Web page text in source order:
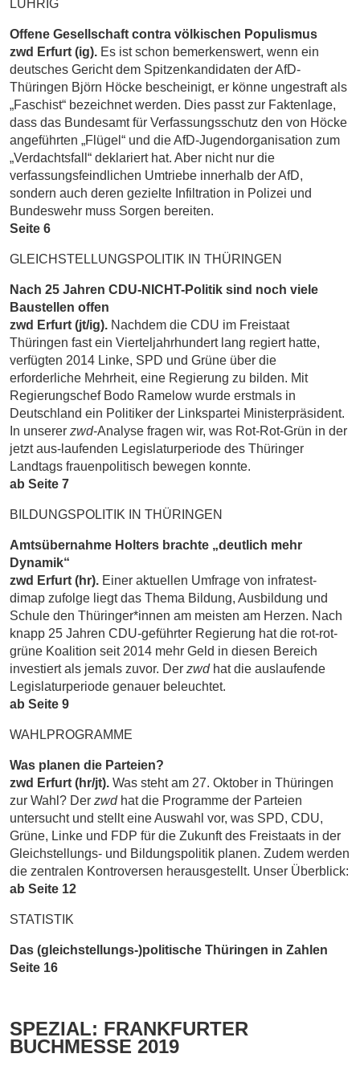
LÜHRIG
Offene Gesellschaft contra völkischen Populismus
zwd Erfurt (ig). Es ist schon bemerkenswert, wenn ein
deutsches Gericht dem Spitzenkandidaten der AfD-
Thüringen Björn Höcke bescheinigt, er könne ungestraft als
„Faschist“ bezeichnet werden. Dies passt zur Faktenlage,
dass das Bundesamt für Verfassungsschutz den von Höcke
angeführten „Flügel“ und die AfD-Jugendorganisation zum
„Verdachtsfall“ deklariert hat. Aber nicht nur die
verfassungsfeindlichen ­Umtriebe innerhalb der AfD,
sondern auch deren gezielte Infiltration in Polizei und
Bundeswehr muss Sorgen bereiten.
Seite 6
GLEICHSTELLUNGSPOLITIK IN THÜRINGEN
Nach 25 Jahren CDU-NICHT-Politik sind noch viele
Baustellen offen
zwd Erfurt (jt/ig). Nachdem die CDU im Freistaat
Thüringen fast ein Vierteljahrhundert lang regiert hatte,
verfügten 2014 Linke, SPD und Grüne über die
erforderliche Mehrheit, eine Regierung zu bilden. Mit
Regierungschef Bodo Ramelow wurde erstmals in
Deutschland ein Politiker der Linkspartei Ministerpräsident.
In unserer zwd-Analyse fragen wir, was Rot-Rot-Grün in der
jetzt aus-laufenden Legislaturperiode des Thüringer
Landtags frauenpolitisch bewegen konnte.
ab Seite 7
BILDUNGSPOLITIK IN THÜRINGEN
Amtsübernahme Holters brachte „deutlich mehr
Dynamik“
zwd Erfurt (hr). Einer aktuellen Umfrage von infratest-
dimap zufolge liegt das Thema Bildung, Ausbildung und
Schule den Thüringer*innen am meisten am Herzen. Nach
knapp 25 Jahren CDU-geführter Regierung hat die rot-rot-
grüne Koalition seit 2014 mehr Geld in diesen Bereich
investiert als jemals zuvor. Der zwdhat die auslaufende
Legislaturperiode genauer beleuchtet.
ab Seite 9
WAHLPROGRAMME
Was planen die Parteien?
zwd Erfurt (hr/jt). Was steht am 27. Oktober in Thüringen
zur Wahl? Der zwdhat die Pro­gramme der Parteien
untersucht und stellt eine Auswahl vor, was SPD, CDU,
Grüne, Linke und FDP für die Zukunft des Freistaats in der
Gleichstellungs- und Bildungspolitik planen. Zudem werden
die zentralen Kontroversen herausgestellt. Unser Überblick:
ab Seite 12
STATISTIK
Das (gleichstellungs-)politische Thüringen in Zahlen
Seite 16
SPEZIAL: FRANKFURTER
BUCHMESSE 2019